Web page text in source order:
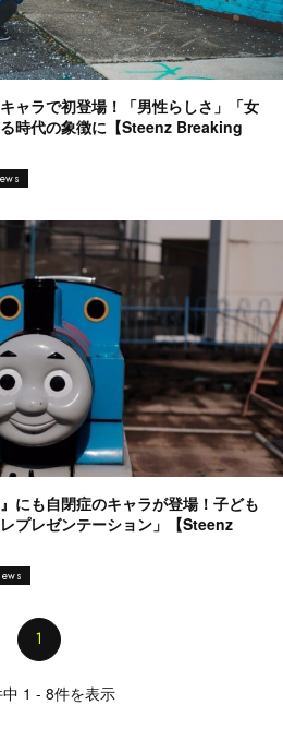
ャラで初登場！「男性らしさ」「女
時代の象徴に【Steenz Breaking
にも自閉症のキャラが登場！子ども
プレゼンテーション」【Steenz
1
1 - 8件を表示